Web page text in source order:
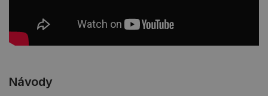
Návody